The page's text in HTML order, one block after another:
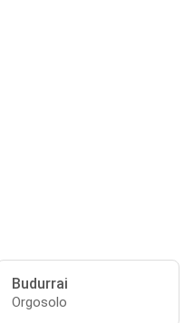
Budurrai
Orgosolo